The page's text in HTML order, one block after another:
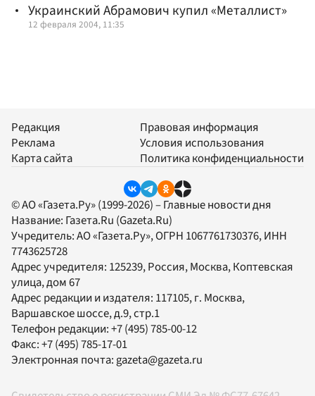
Украинский Абрамович купил «Металлист»
12 февраля 2004, 11:35
Редакция
Реклама
Карта сайта
Правовая информация
Условия использования
Политика конфиденциальности
© АО «Газета.Ру» (1999-2026) – Главные новости дня
Название: Газета.Ru (Gazeta.Ru)
Учредитель:АО «Газета.Ру», ОГРН 1067761730376, ИНН
7743625728
Адрес учредителя: 125239, Россия, Москва, Коптевская
улица, дом 67
Адрес редакции и издателя: 117105, г. Москва,
Варшавское шоссе, д.9, стр.1
Телефон редакции:+7 (495) 785-00-12
Факс:+7 (495) 785-17-01
Электронная почта:gazeta@gazeta.ru